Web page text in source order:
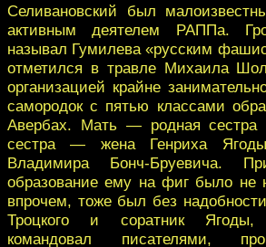
Селивановский был
активным деятелем РАППа.
называл Гумилева «русским
отметился в травле Михаила
организацией крайне
самородок с пятью классами
Авербах. Мать — родная сестра
сестра — жена Генриха
Владимира Бонч-Бруевича.
образование ему на фиг было не
впрочем, тоже был без
Троцкого и соратник
командовал писателями,